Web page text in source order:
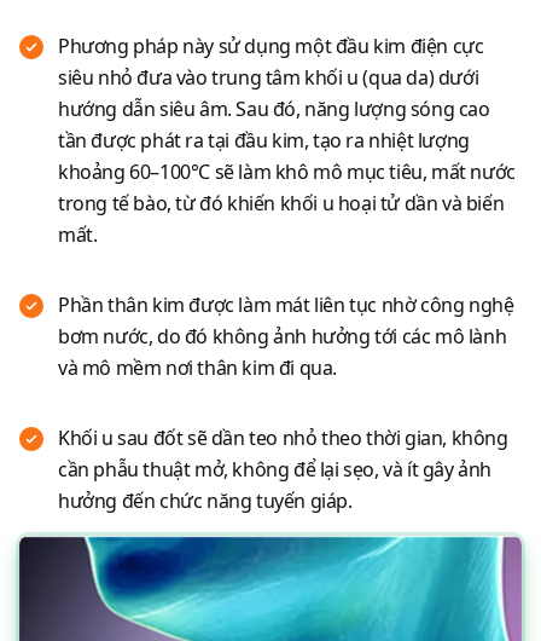
Phương pháp này sử dụng một đầu kim điện cực
siêu nhỏ đưa vào trung tâm khối u (qua da) dưới
hướng dẫn siêu âm. Sau đó, năng lượng sóng cao
tần được phát ra tại đầu kim, tạo ra nhiệt lượng
khoảng 60–100°C sẽ làm khô mô mục tiêu, mất nước
trong tế bào, từ đó khiến khối u hoại tử dần và biến
mất.
Phần thân kim được làm mát liên tục nhờ công nghệ
bơm nước, do đó không ảnh hưởng tới các mô lành
và mô mềm nơi thân kim đi qua.
Khối u sau đốt sẽ dần teo nhỏ theo thời gian, không
cần phẫu thuật mở, không để lại sẹo, và ít gây ảnh
hưởng đến chức năng tuyến giáp.